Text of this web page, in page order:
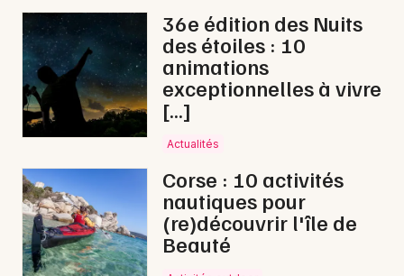
Soirées
Sorties famille
Expos
Interactives & immersives dans le Gard
Interactives & immersives en Languedoc-
Roussillon
Strasbourg
Toulouse
Toutes les villes
36e édition des Nuits
des étoiles : 10
animations
exceptionnelles à vivre
[…]
Actualités
Corse : 10 activités
nautiques pour
(re)découvrir l'île de
Beauté